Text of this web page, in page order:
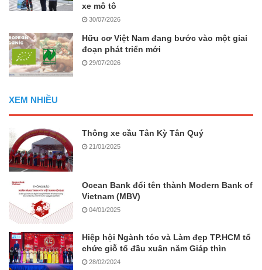
xe mô tô
30/07/2026
Hữu cơ Việt Nam đang bước vào một giai
đoạn phát triển mới
29/07/2026
XEM NHIỀU
Thông xe cầu Tân Kỳ Tân Quý
21/01/2025
Ocean Bank đổi tên thành Modern Bank of
Vietnam (MBV)
04/01/2025
Hiệp hội Ngành tóc và Làm đẹp TP.HCM tổ
chức giỗ tổ đầu xuân năm Giáp thìn
28/02/2024